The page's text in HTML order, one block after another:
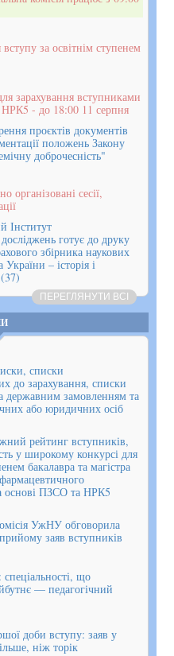
вступу за освітнім ступенем
зарахування вступниками
- до 18:00 11 серпня
проєктів документів
положень Закону
доброчесність"
організовані сесії,
Інститут
готує до друку
збірника наукових
– історія і
ПЕРЕГЛЯНУТИ ВСІ
списки
до зарахування, списки
державним замовленням та
або юридичних осіб
рейтинг вступників,
у широкому конкурсі для
бакалавра та магістра
основі ПЗСО та НРК5
УжНУ обговорила
заяв вступників
спеціальності, що
— педагогічний
доби вступу: заяв у
ніж торік